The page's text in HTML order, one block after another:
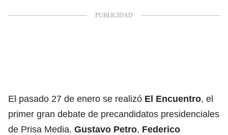
El pasado 27 de enero se realizó El Encuentro, el
primer gran debate de precandidatos presidenciales
de Prisa Media. Gustavo Petro, Federico